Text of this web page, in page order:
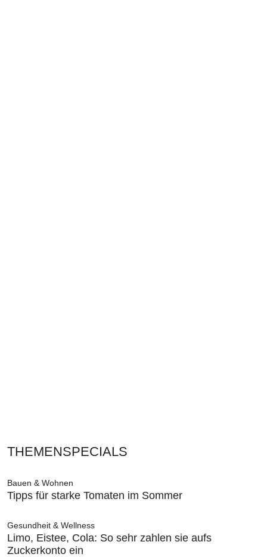
THEMENSPECIALS
Bauen & Wohnen
Tipps für starke Tomaten im Sommer
Gesundheit & Wellness
Limo, Eistee, Cola: So sehr zahlen sie aufs
Zuckerkonto ein